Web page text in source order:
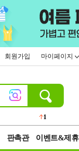
회원가입 마이페이지
1
판촉관 이벤트&제휴